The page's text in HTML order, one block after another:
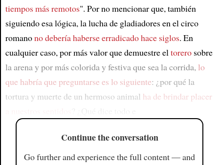
tiempos más remotos". Por no mencionar que, también
siguiendo esa lógica, la lucha de gladiadores en el circo
romanono debería haberse erradicado hace siglos. En
cualquier caso, por más valor que demuestre eltorerosobre
la arena y por más colorida y festiva que sea la corrida, lo
que habría que preguntarse es lo siguiente: ¿por qué la
tortura y muerte de un hermoso animal ha de brindar placer
Continue the conversation
Go further and experience the full content — and